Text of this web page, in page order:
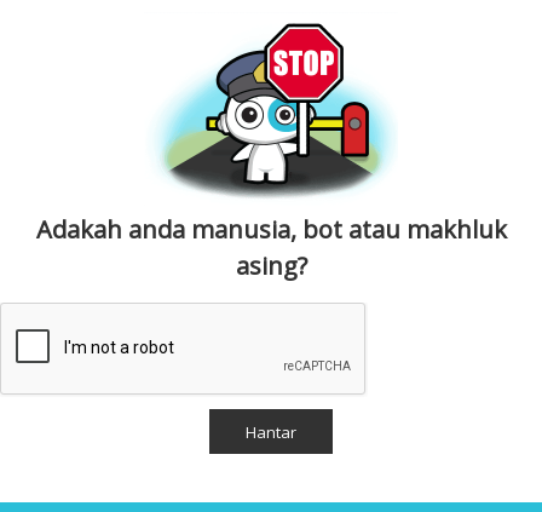
Adakah anda manusia, bot atau makhluk
asing?